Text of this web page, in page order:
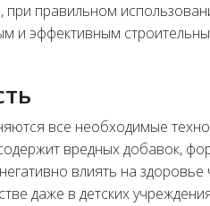
при правильном
и эффективным
все необходимые
вредных добавок,
влиять на
даже в детских